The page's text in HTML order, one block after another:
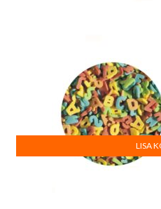
LISA